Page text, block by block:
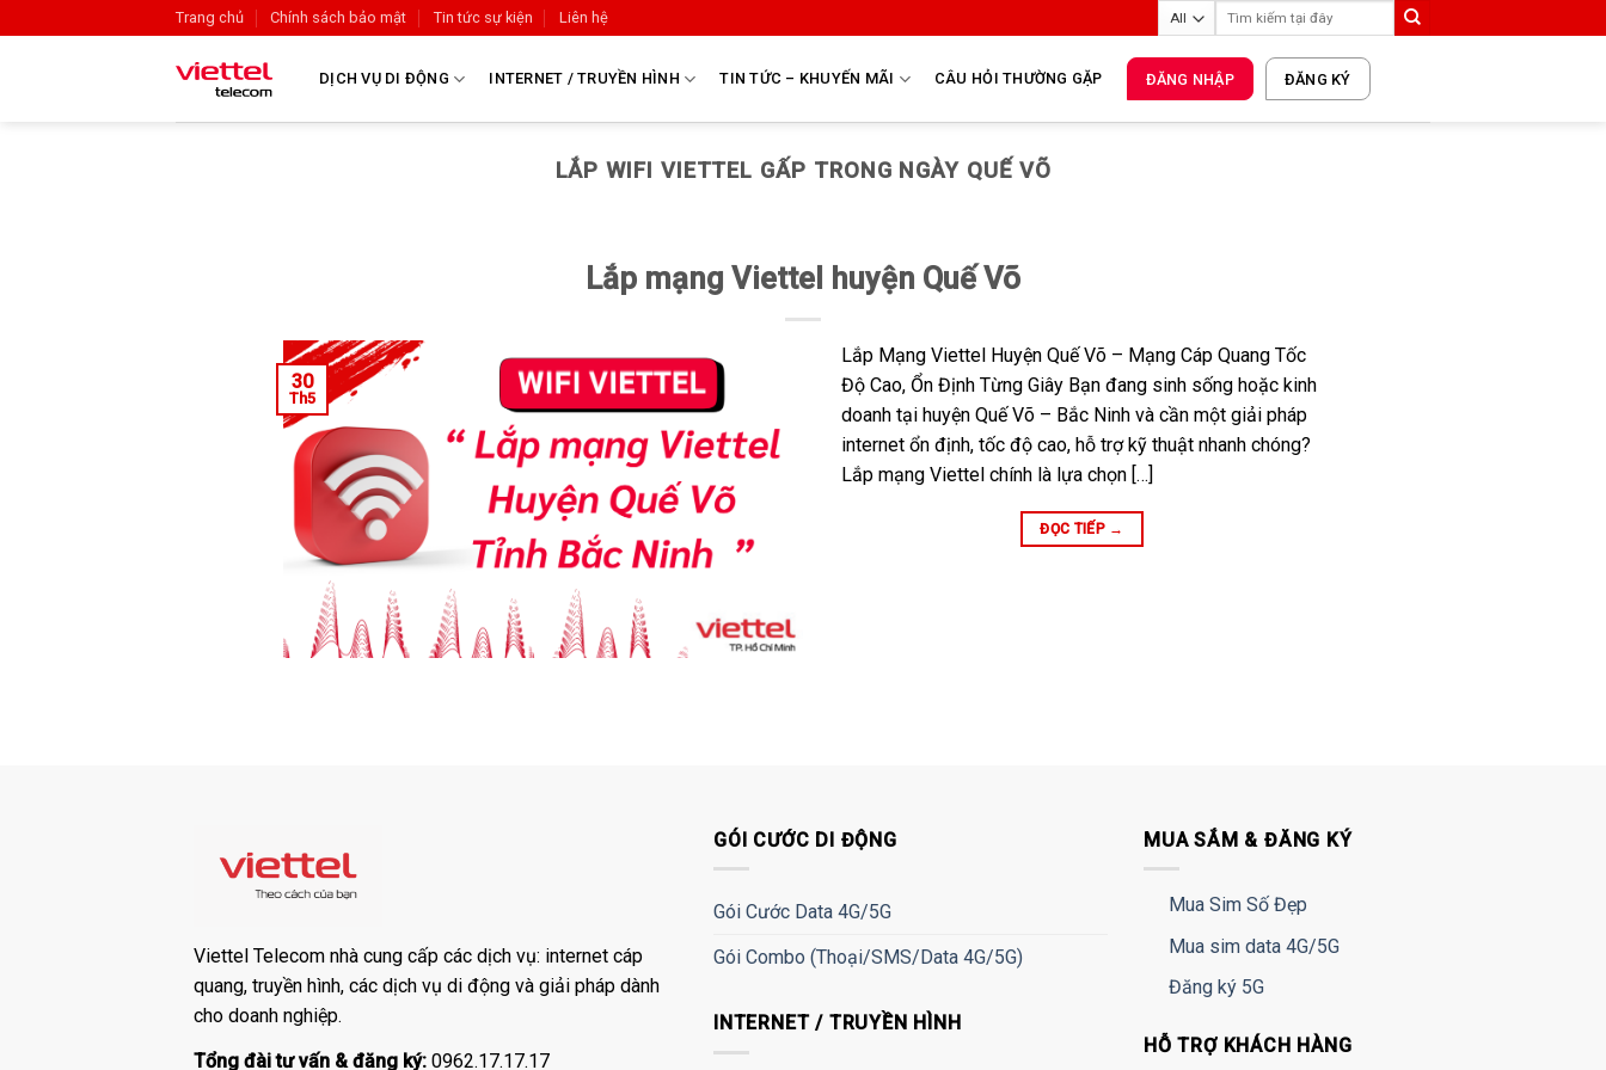
Trang chủ Chính sách bảo mật Tin tức sự kiện Liên hệ
DỊCH VỤ DI ĐỘNG INTERNET / TRUYỀN HÌNH TIN TỨC – KHUYẾN MÃI CÂU HỎI THƯỜNG GẶP ĐĂNG NHẬP ĐĂNG KÝ
LẮP WIFI VIETTEL GẤP TRONG NGÀY QUẾ VÕ
Lắp mạng Viettel huyện Quế Võ
30
Th5
Lắp Mạng Viettel Huyện Quế Võ – Mạng Cáp Quang Tốc
Độ Cao, Ổn Định Từng Giây Bạn đang sinh sống hoặc kinh
doanh tại huyện Quế Võ – Bắc Ninh và cần một giải pháp
internet ổn định, tốc độ cao, hỗ trợ kỹ thuật nhanh chóng?
Lắp mạng Viettel chính là lựa chọn […]
ĐỌC TIẾP →
Viettel Telecom nhà cung cấp các dịch vụ: internet cáp
quang, truyền hình, các dịch vụ di động và giải pháp dành
cho doanh nghiệp.
Tổng đài tư vấn & đăng ký: 0962.17.17.17
GÓI CƯỚC DI ĐỘNG
Gói Cước Data 4G/5G
Gói Combo (Thoại/SMS/Data 4G/5G)
INTERNET / TRUYỀN HÌNH
MUA SẮM & ĐĂNG KÝ
Mua Sim Số Đẹp
Mua sim data 4G/5G
Đăng ký 5G
HỖ TRỢ KHÁCH HÀNG